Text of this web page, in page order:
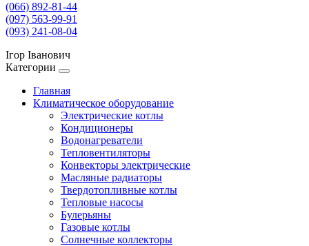
(066) 892-81-44
(097) 563-99-91
(093) 241-08-04
Ігор Іванович
Категории
Главная
Климатическое оборудование
Электрические котлы
Кондиционеры
Водонагреватели
Тепловентиляторы
Конвекторы электрические
Масляные радиаторы
Твердотопливные котлы
Тепловые насосы
Булерьяны
Газовые котлы
Солнечные коллекторы